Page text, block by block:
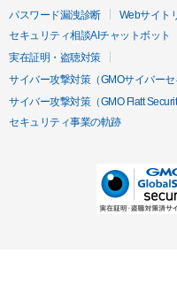
パスワード漏洩診断
Webサイト
セキュリティ相談AIチャットボット
実在証明・盗聴対策
サイバー攻撃対策（GMOサイバーセ
サイバー攻撃対策（GMO Flatt
セキュリティ事業の軌跡